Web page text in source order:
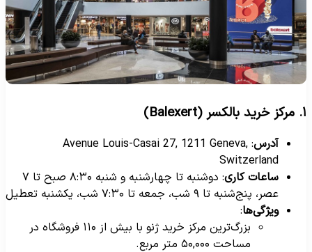
آدرس : Avenue Louis-Casai 27, 1211 Geneva,
Switzerland
ساعات کاری
: دوشنبه تا چهارشنبه و شنبه ۸:۳۰ صبح تا ۷
عصر، پنج‌شنبه تا ۹ شب، جمعه تا ۷:۳۰ شب، یکشنبه تعطیل
ویژگی‌ها:
بزرگ‌ترین مرکز خرید ژنو با بیش از ۱۱۰ فروشگاه در
مساحت ۵۰,۰۰۰ متر مربع.